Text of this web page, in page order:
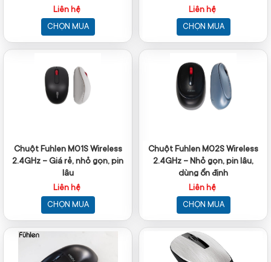
Liên hệ
CHỌN MUA
Liên hệ
CHỌN MUA
Chuột Fuhlen M01S Wireless
2.4GHz – Giá rẻ, nhỏ gọn, pin
lâu
Liên hệ
CHỌN MUA
Chuột Fuhlen M02S Wireless
2.4GHz – Nhỏ gọn, pin lâu,
dùng ổn định
Liên hệ
CHỌN MUA